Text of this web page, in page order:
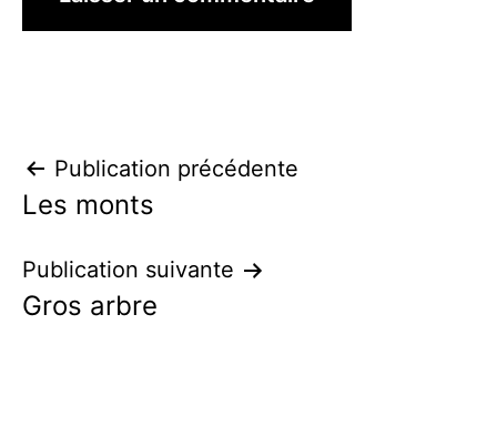
Navigation
de
l’article
Publication précédente
Les monts
Publication suivante
Gros arbre